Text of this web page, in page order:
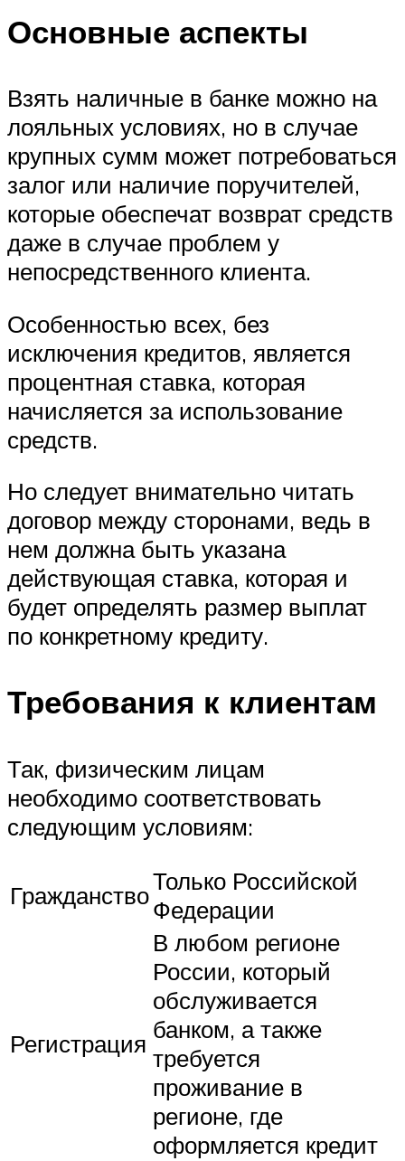
Основные аспекты
Взять наличные в банке можно на
лояльных условиях, но в случае
крупных сумм может потребоваться
залог или наличие поручителей,
которые обеспечат возврат средств
даже в случае проблем у
непосредственного клиента.
Особенностью всех, без
исключения кредитов, является
процентная ставка, которая
начисляется за использование
средств.
Но следует внимательно читать
договор между сторонами, ведь в
нем должна быть указана
действующая ставка, которая и
будет определять размер выплат
по конкретному кредиту.
Требования к клиентам
Так, физическим лицам
необходимо соответствовать
следующим условиям:
ГражданствоТолько Российской
Федерации
Регистрация
В любом регионе
России, который
обслуживается
банком, а также
требуется
проживание в
регионе, где
оформляется кредит